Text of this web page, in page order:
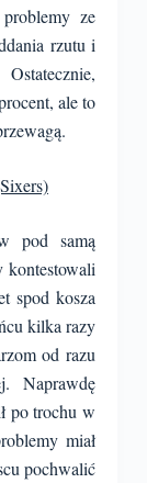
ze
rzutu i
ale to
pod samą
kontestowali
spod kosza
kilka razy
od razu
Naprawdę
po trochu w
miał
pochwalić